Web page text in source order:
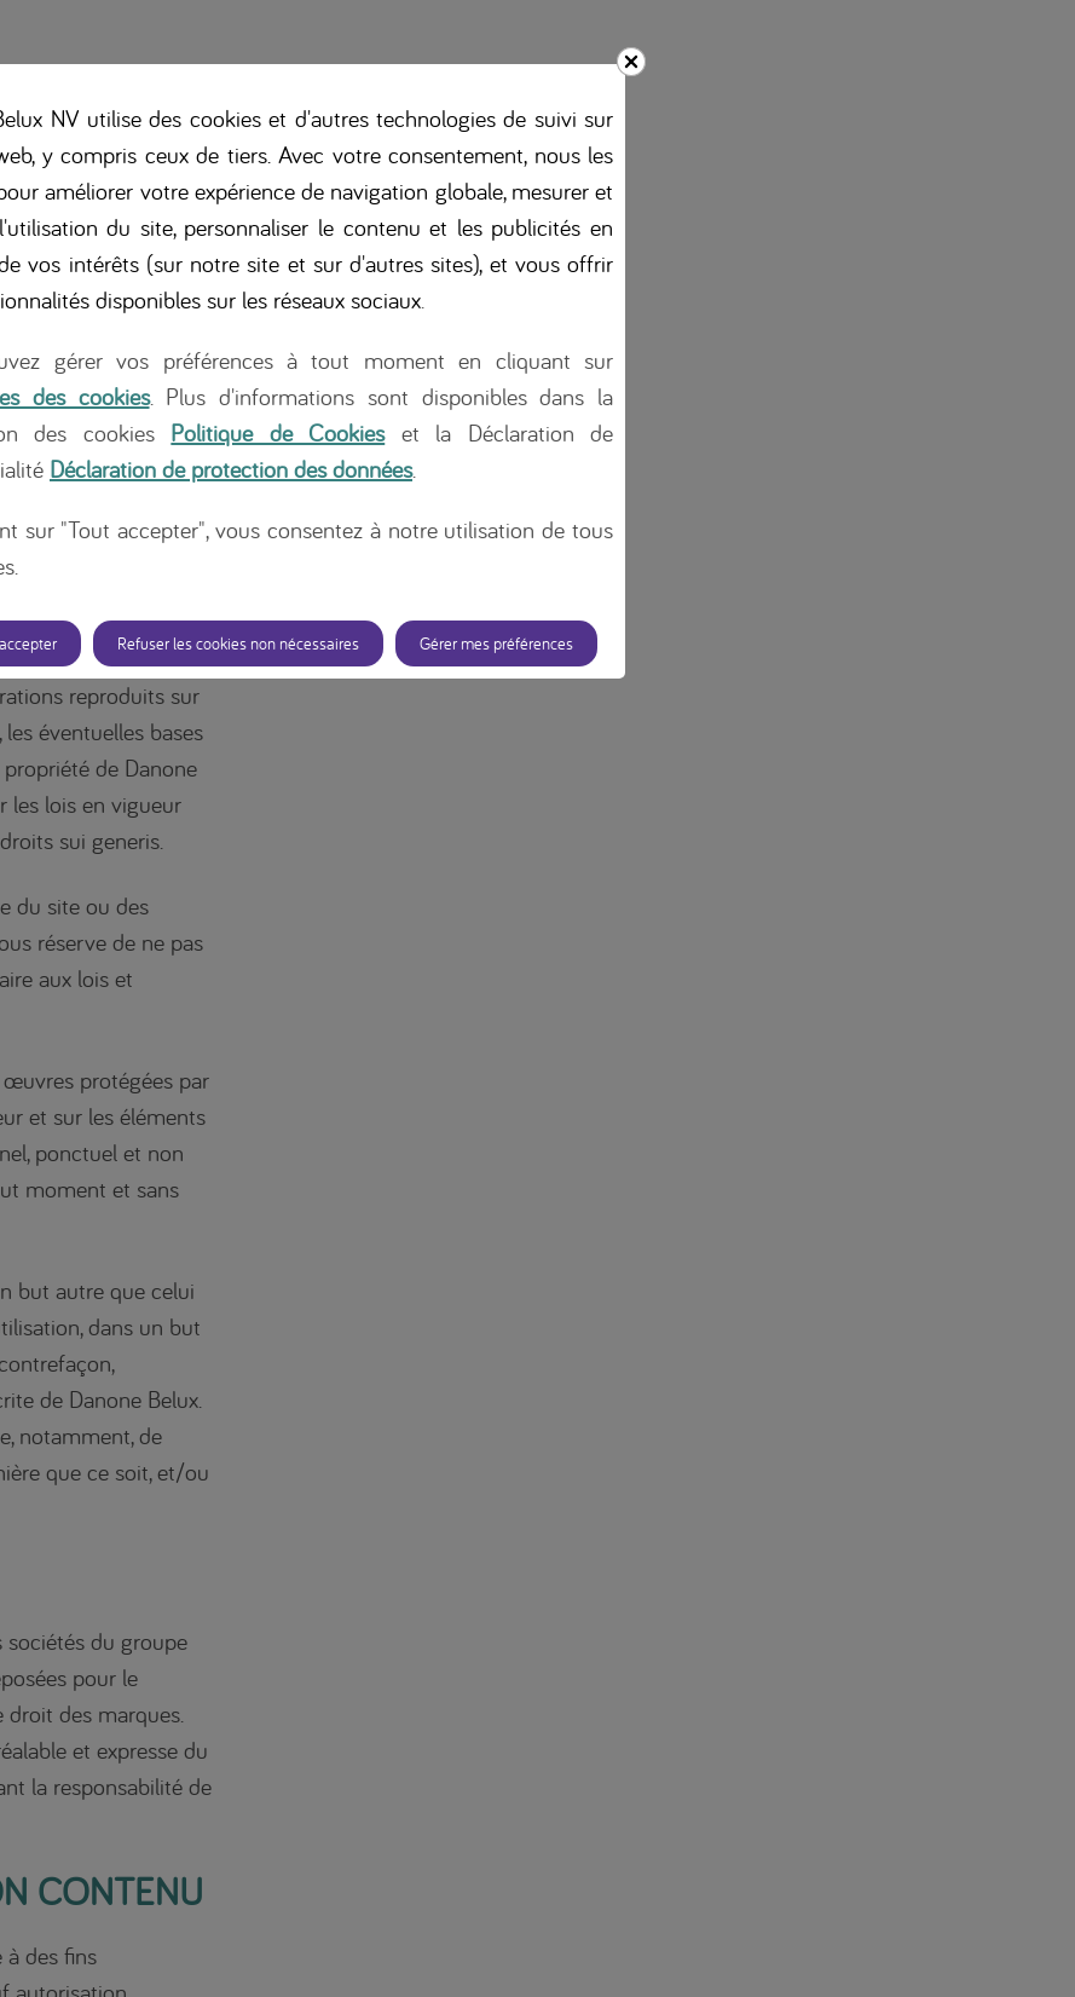
de ce site est gratuit
interrompre
ou partie de ce
de ce
social est établi
à la Banque
GENERIS
données,
reproduits sur
éventuelles bases
de Danone
les lois en vigueur
sui generis.
du site ou des
réserve de ne pas
aux lois et
œuvres protégées par
et sur les éléments
ponctuel et non
moment et sans
but autre que celui
dans un but
de Danone Belux.
notamment, de
que ce soit, et/ou
du groupe
pour le
des marques.
et expresse du
la responsabilité de
CONTENU
des fins
NV utilise des cookies et d'autres technologies de suivi sur
y compris ceux de tiers. Avec votre consentement, nous les
améliorer votre expérience de navigation globale, mesurer et
du site, personnaliser le contenu et les publicités en
vos intérêts (sur notre site et sur d'autres sites), et vous offrir
disponibles sur les réseaux sociaux.
gérer vos préférences à tout moment en cliquant sur
des cookies. Plus d'informations sont disponibles dans la
des cookies Politique de Cookieset la Déclaration de
Déclaration de protection des données.
sur "Tout accepter", vous consentez à notre utilisation de tous
Refuser les cookies non nécessaires Gérer mes préférences